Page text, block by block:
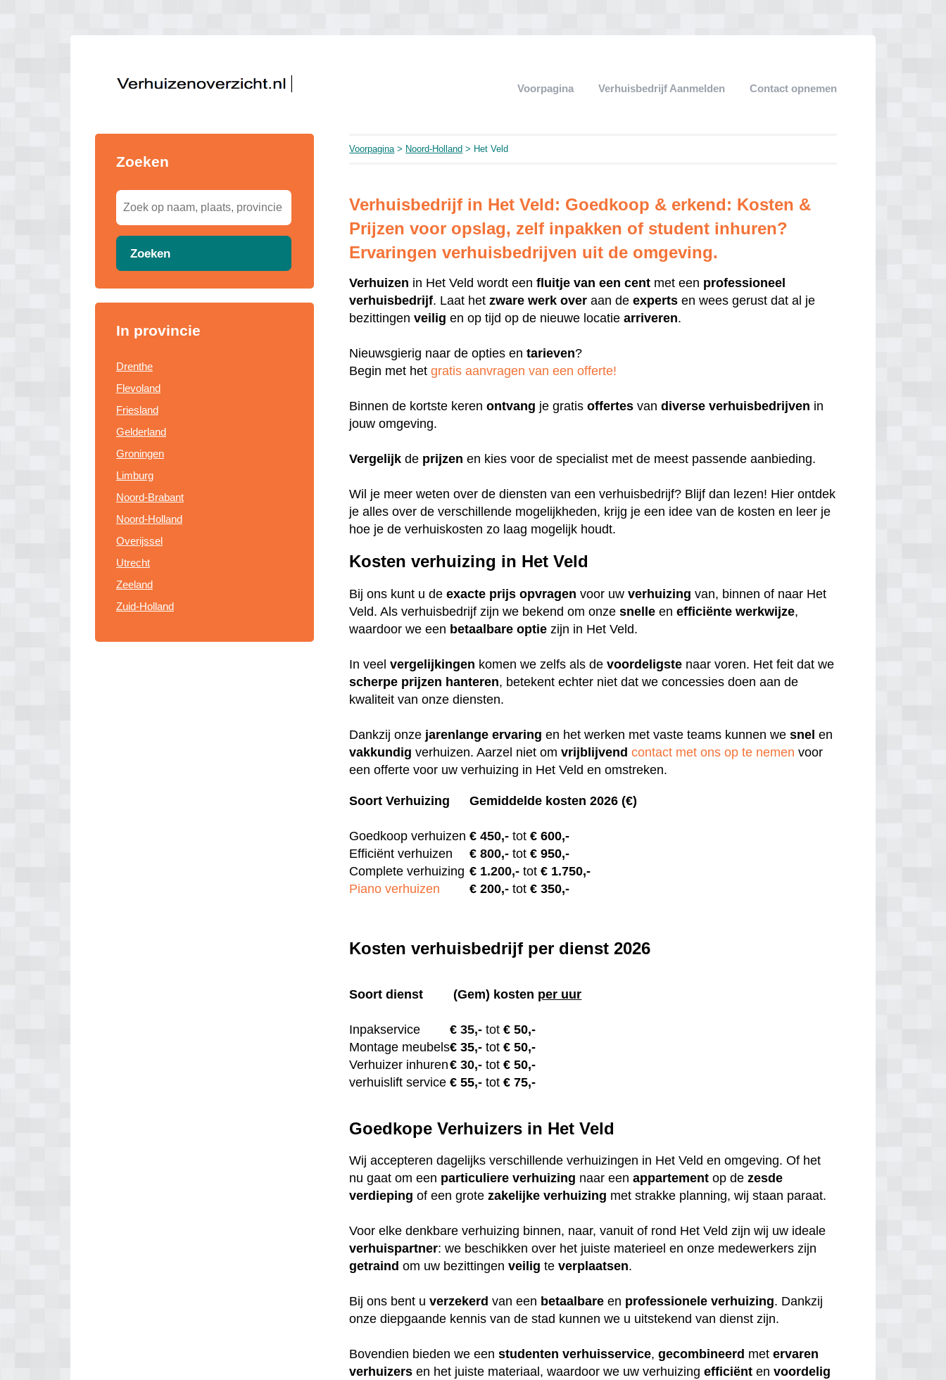
Voorpagina Verhuisbedrijf Aanmelden Contact opnemen
Zoeken
Zoeken
In provincie
Drenthe
Flevoland
Friesland
Gelderland
Groningen
Limburg
Noord-Brabant
Noord-Holland
Overijssel
Utrecht
Zeeland
Zuid-Holland
Voorpagina> Noord-Holland > Het Veld
Verhuisbedrijf in Het Veld: Goedkoop & erkend: Kosten &
Prijzen voor opslag, zelf inpakken of student inhuren?
Ervaringen verhuisbedrijven uit de omgeving.
Verhuizen in Het Veld wordt eenfluitje van een cent met een professioneel
verhuisbedrijf. Laat hetzware werk over aan deexperts en wees gerust dat al je
bezittingenveilig en op tijd op de nieuwe locatiearriveren.
Nieuwsgierig naar de opties entarieven?
Begin met hetgratis aanvragen van een offerte!
Binnen de kortste kerenontvang je gratisoffertes vandiverse verhuisbedrijven in
jouw omgeving.
Vergelijk de prijzen en kies voor de specialist met de meest passende aanbieding.
Wil je meer weten over de diensten van een verhuisbedrijf? Blijf dan lezen! Hier ontdek
je alles over de verschillende mogelijkheden, krijg je een idee van de kosten en leer je
hoe je de verhuiskosten zo laag mogelijk houdt.
Kosten verhuizing in Het Veld
Bij ons kunt u deexacte prijs opvragen voor uwverhuizing van, binnen of naar Het
Veld. Als verhuisbedrijf zijn we bekend om onzesnelle enefficiënte werkwijze,
waardoor we een betaalbare optie zijn in Het Veld.
In veelvergelijkingen komen we zelfs als devoordeligste naar voren. Het feit dat we
scherpe prijzen hanteren, betekent echter niet dat we concessies doen aan de
kwaliteit van onze diensten.
Dankzij onze jarenlange ervaring en het werken met vaste teams kunnen wesnel en
vakkundig verhuizen. Aarzel niet omvrijblijvend contact met ons op te nemen voor
een offerte voor uw verhuizing in Het Veld en omstreken.
Soort Verhuizing Gemiddelde kosten 2026 (€)
Goedkoop verhuizen€450,- tot € 600,-
Efficiënt verhuizen
€800,- tot€ 950,-
Complete verhuizing € 1.200,- tot€ 1.750,-
Piano verhuizen
€ 200,- tot€ 350,-
Kosten verhuisbedrijf per dienst 2026
Soort dienst (Gem) kosten per uur
Inpakservice €35,- tot € 50,-
Montage meubels€ 35,- tot€ 50,-
Verhuizer inhuren€30,- tot€ 50,-
verhuislift service € 55,- tot€ 75,-
Goedkope Verhuizers in Het Veld
Wij accepteren dagelijks verschillende verhuizingen in Het Veld en omgeving. Of het
nu gaat om een particuliere verhuizing naar eenappartement op dezesde
verdieping of een grotezakelijke verhuizing met strakke planning, wij staan paraat.
Voor elke denkbare verhuizing binnen, naar, vanuit of rond Het Veld zijn wij uw ideale
verhuispartner: we beschikken over het juiste materieel en onze medewerkers zijn
getraind om uw bezittingenveilig teverplaatsen.
Bij ons bent uverzekerd van een betaalbare en professionele verhuizing. Dankzij
onze diepgaande kennis van de stad kunnen we u uitstekend van dienst zijn.
Bovendien bieden we eenstudenten verhuisservice,gecombineerd metervaren
verhuizers en het juiste materiaal, waardoor we uw verhuizingefficiënt envoordelig